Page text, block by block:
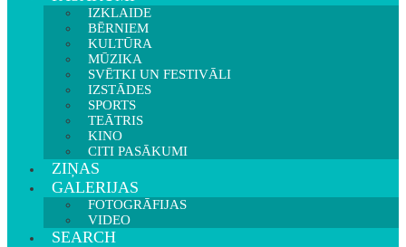
IZKLAIDE
BĒRNIEM
KULTŪRA
MŪZIKA
SVĒTKI UN FESTIVĀLI
IZSTĀDES
SPORTS
TEĀTRIS
KINO
CITI PASĀKUMI
ZIŅAS
GALERIJAS
FOTOGRĀFIJAS
VIDEO
SEARCH